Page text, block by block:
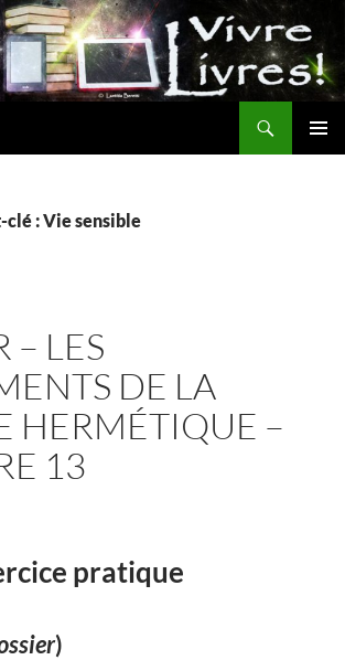
: Vie sensible
– LES
DE LA
HERMÉTIQUE –
13
pratique
)